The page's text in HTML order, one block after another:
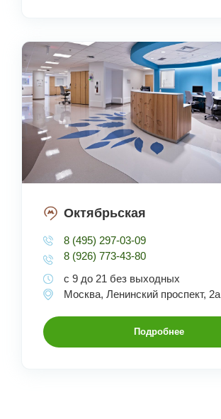
Октябрьская
8 (495) 297-03-09
8 (926) 773-43-80
с 9 до 21 без выходных
Москва, Ленинский проспект, 2а
Подробнее